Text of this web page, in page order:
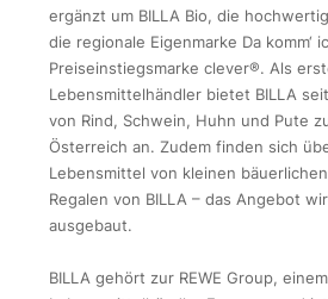
ergänzt um BILLA Bio, die
die regionale Eigenmarke Da komm‘
Preiseinstiegsmarke clever®. Als
Lebensmittelhändler bietet BILLA
von Rind, Schwein, Huhn und Pute
Österreich an. Zudem finden sich
Lebensmittel von kleinen
Regalen von BILLA – das Angebot
ausgebaut.
BILLA gehört zur REWE Group,